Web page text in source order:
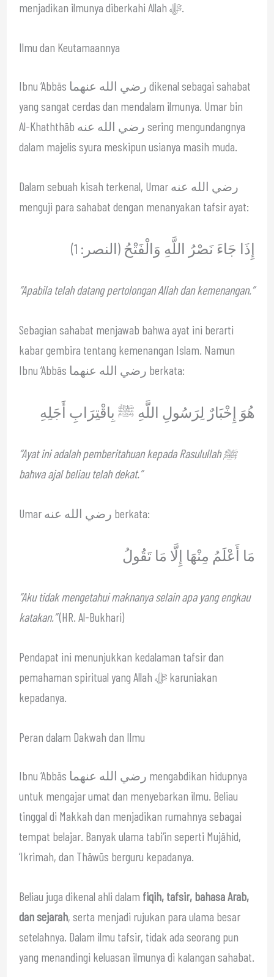
menjadikan ilmunya diberkahi Allah ﷻ.
Ilmu dan Keutamaannya
Ibnu ‘Abbās رضي الله عنهما dikenal sebagai sahabat
yang sangat cerdas dan mendalam ilmunya. Umar bin
Al-Khaththāb رضي الله عنه sering mengundangnya
dalam majelis syura meskipun usianya masih muda.
Dalam sebuah kisah terkenal, Umar رضي الله عنه
menguji para sahabat dengan menanyakan tafsir ayat:
إِذَا جَاءَ نَصْرُ اللَّهِ وَالْفَتْحُ (النصر: 1)
“Apabila telah datang pertolongan Allah dan kemenangan.”
Sebagian sahabat menjawab bahwa ayat ini berarti
kabar gembira tentang kemenangan Islam. Namun
Ibnu ‘Abbās رضي الله عنهما berkata:
هُوَ إِخْبَارٌ لِرَسُولِ اللَّهِ ﷺ بِاقْتِرَابِ أَجَلِهِ
“Ayat ini adalah pemberitahuan kepada Rasulullah ﷺ
bahwa ajal beliau telah dekat.”
Umar رضي الله عنه berkata:
مَا أَعْلَمُ مِنْهَا إِلَّا مَا تَقُولُ
“Aku tidak mengetahui maknanya selain apa yang engkau
katakan.”(HR. Al-Bukhari)
Pendapat ini menunjukkan kedalaman tafsir dan
pemahaman spiritual yang Allah ﷻ karuniakan
kepadanya.
Peran dalam Dakwah dan Ilmu
Ibnu ‘Abbās رضي الله عنهما mengabdikan hidupnya
untuk mengajar umat dan menyebarkan ilmu. Beliau
tinggal di Makkah dan menjadikan rumahnya sebagai
tempat belajar. Banyak ulama tabi‘in seperti Mujāhid,
‘Ikrimah, dan Thāwūs berguru kepadanya.
Beliau juga dikenal ahli dalam fiqih, tafsir, bahasa Arab,
dan sejarah, serta menjadi rujukan para ulama besar
setelahnya. Dalam ilmu tafsir, tidak ada seorang pun
yang menandingi keluasan ilmunya di kalangan sahabat.